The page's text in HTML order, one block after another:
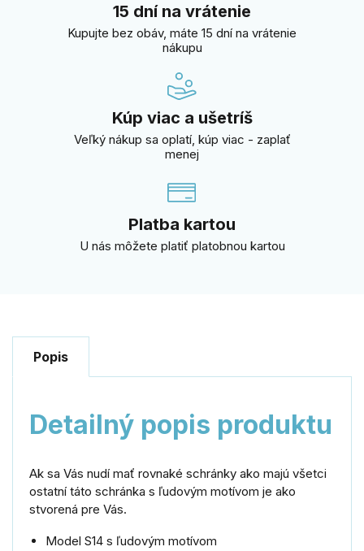
15 dní na vrátenie
Kupujte bez obáv, máte 15 dní na vrátenie
nákupu
Kúp viac a ušetríš
Veľký nákup sa oplatí, kúp viac - zaplať
menej
Platba kartou
U nás môžete platiť platobnou kartou
Popis
Detailný popis produktu
Ak sa Vás nudí mať rovnaké schránky ako majú všetci
ostatní táto schránka s ľudovým motívom je ako
stvorená pre Vás.
Model S14 s ľudovým motívom